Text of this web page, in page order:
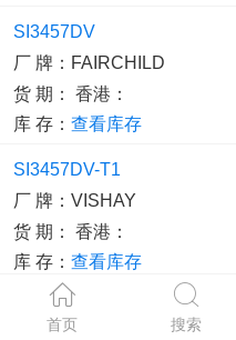
SI3457DV
厂 牌： FAIRCHILD
货 期：
香港：
库 存： 查看库存
SI3457DV-T1
厂 牌： VISHAY
货 期：
香港：
库 存： 查看库存
SI3457DV
首页 搜索